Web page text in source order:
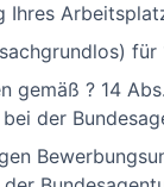
Ihres
gemäß ? 14
der